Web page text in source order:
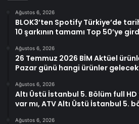
Ağustos 6, 2026
BLOK3’ten Spotify Türkiye’de
10 şarkının tamamı Top 50’ye
Ağustos 6, 2026
26 Temmuz 2026 BİM Aktüel
Pazar günü hangi ürünler
Ağustos 6, 2026
Altı Üstü İstanbul 5. Bölüm full
var mı, ATV Altı Üstü İstanbul 5.
Ağustos 6, 2026